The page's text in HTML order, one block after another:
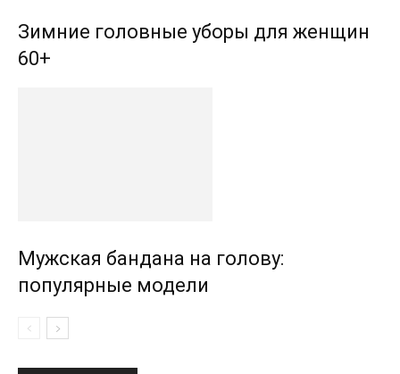
Зимние головные уборы для женщин
60+
Мужская бандана на голову:
популярные модели